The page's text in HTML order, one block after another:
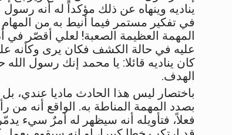
يناديه وينهاه عن ذلك مؤكداً له أنه
في تفكير مستمر فيما أنيط به من
المهمة العظيمة الصعبة! لعلي أقصّر في
عليه في حالة الكشف فكان يرى وكأنه
كان يناديه قائلا: يا محمد إنك رسول
الهدف.
باختصار ليس هذا الحادث ماديا عندي،
بصدد المهمة المناطة به. الواقع أنه
فعلاً، فتأويله أنه سيظهر له أمرٌ سيء